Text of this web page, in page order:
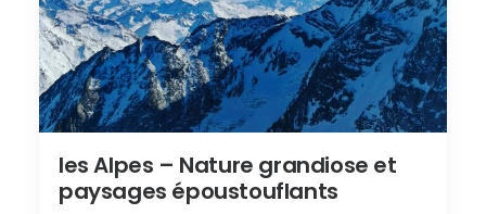
les Alpes – Nature grandiose et
paysages époustouflants